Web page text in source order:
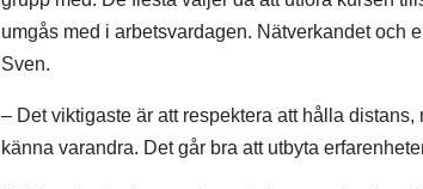
umgås med i arbetsvardagen. Nätverkandet och
Sven.
– Det viktigaste är att respektera att hålla
känna varandra. Det går bra att utbyta